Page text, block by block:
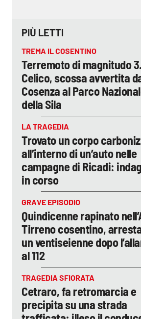
PIÙ LETTI
TREMA IL COSENTINO
Terremoto di magnitudo
Celico, scossa avvertita
Cosenza al Parco
della Sila
LA TRAGEDIA
Trovato un corpo
all’interno di un’auto nelle
campagne di Ricadi:
in corso
GRAVE EPISODIO
Quindicenne rapinato
Tirreno cosentino,
un ventiseienne dopo
al 112
TRAGEDIA SFIORATA
Cetraro, fa retromarcia e
precipita su una strada